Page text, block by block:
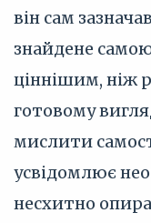
він сам
знайдене
ціннішим, ніж
готовому
мислити
усвідомлює
несхитно